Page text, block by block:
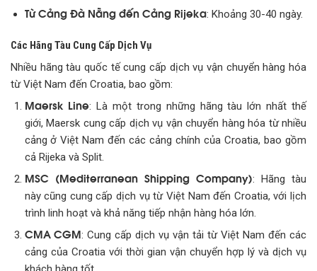
Từ Cảng Đà Nẵng đến Cảng Rijeka: Khoảng 30-40 ngày.
Các Hãng Tàu Cung Cấp Dịch Vụ
Nhiều hãng tàu quốc tế cung cấp dịch vụ vận chuyển hàng hóa
từ Việt Nam đến Croatia, bao gồm:
Maersk Line: Là một trong những hãng tàu lớn nhất thế
giới, Maersk cung cấp dịch vụ vận chuyển hàng hóa từ nhiều
cảng ở Việt Nam đến các cảng chính của Croatia, bao gồm
cả Rijeka và Split.
MSC (Mediterranean Shipping Company): Hãng tàu
này cũng cung cấp dịch vụ từ Việt Nam đến Croatia, với lịch
trình linh hoạt và khả năng tiếp nhận hàng hóa lớn.
CMA CGM: Cung cấp dịch vụ vận tải từ Việt Nam đến các
cảng của Croatia với thời gian vận chuyển hợp lý và dịch vụ